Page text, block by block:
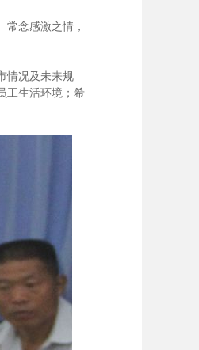
念感激之情，
情况及未来规
工生活环境；希